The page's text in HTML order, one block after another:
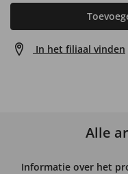
In het filiaal vinden
Alle
Informatie over het